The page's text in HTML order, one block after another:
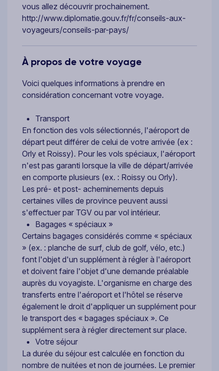
vous allez découvrir prochainement.
http://www.diplomatie.gouv.fr/fr/conseils-aux-
voyageurs/conseils-par-pays/
À propos de votre voyage
Voici quelques informations à prendre en
considération concernant votre voyage.
Transport
En fonction des vols sélectionnés, l'aéroport de
départ peut différer de celui de votre arrivée (ex :
Orly et Roissy). Pour les vols spéciaux, l'aéroport
n'est pas garanti lorsque la ville de départ/arrivée
en comporte plusieurs (ex. : Roissy ou Orly).
Les pré- et post- acheminements depuis
certaines villes de province peuvent aussi
s'effectuer par TGV ou par vol intérieur.
Bagages « spéciaux »
Certains bagages considérés comme « spéciaux
» (ex. : planche de surf, club de golf, vélo, etc.)
font l'objet d'un supplément à régler à l'aéroport
et doivent faire l'objet d'une demande préalable
auprès du voyagiste. L'organisme en charge des
transferts entre l'aéroport et l'hôtel se réserve
également le droit d'appliquer un supplément pour
le transport des « bagages spéciaux ». Ce
supplément sera à régler directement sur place.
Votre séjour
La durée du séjour est calculée en fonction du
nombre de nuitées et non de journées. Le premier